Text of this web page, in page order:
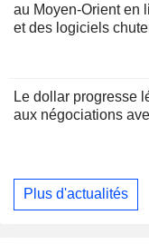
au Moyen-Orient en
et des logiciels
Le dollar progresse
aux négociations
Plus d'actualités